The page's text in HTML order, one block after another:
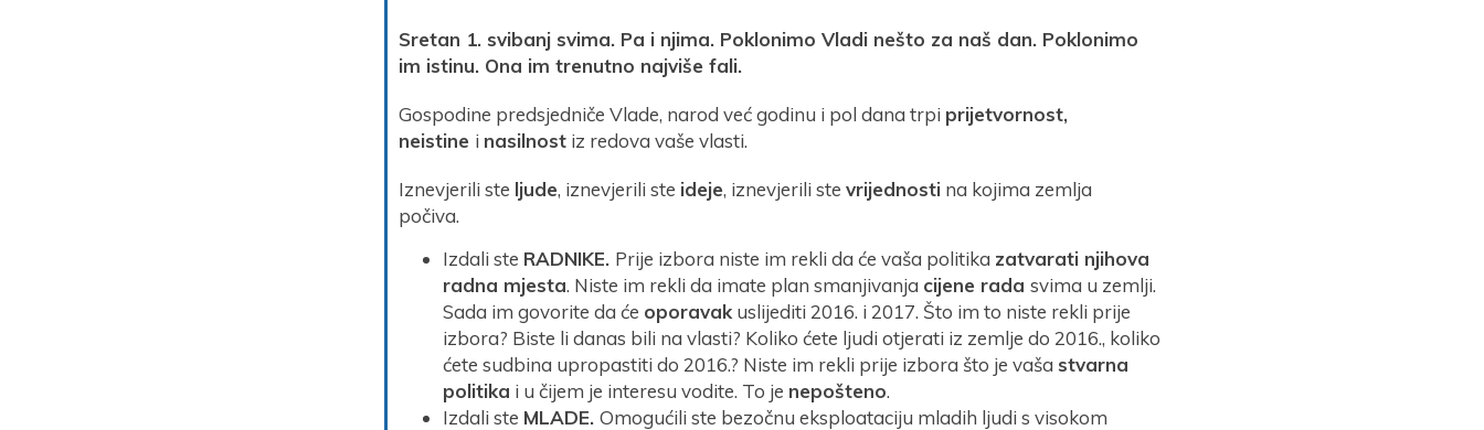
Sretan 1. svibanj svima. Pa i njima. Poklonimo Vladi nešto za naš dan. Poklonimo
im istinu. Ona im trenutno najviše fali.
Gospodine predsjedniče Vlade, narod već godinu i pol dana trpi prijetvornost,
neistine i nasilnost iz redova vaše vlasti.
Iznevjerili ste ljude, iznevjerili ste ideje, iznevjerili ste vrijednosti na kojima zemlja
počiva.
Izdali ste RADNIKE. Prije izbora niste im rekli da će vaša politika zatvarati njihova
radna mjesta. Niste im rekli da imate plan smanjivanja cijene rada svima u zemlji.
Sada im govorite da će oporavak uslijediti 2016. i 2017. Što im to niste rekli prije
izbora? Biste li danas bili na vlasti? Koliko ćete ljudi otjerati iz zemlje do 2016., koliko
ćete sudbina upropastiti do 2016.? Niste im rekli prije izbora što je vaša stvarna
politika i u čijem je interesu vodite. To je nepošteno.
Izdali ste MLADE. Omogućili ste bezočnu eksploataciju mladih ljudi s visokom